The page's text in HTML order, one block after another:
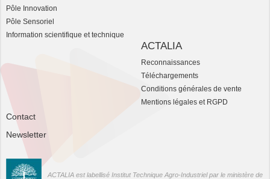
Pôle Innovation
Pôle Sensoriel
Information scientifique et technique
ACTALIA
Reconnaissances
Téléchargements
Conditions générales de vente
Mentions légales et RGPD
Contact
Newsletter
ACTALIA est labellisé Institut Technique Agro-Industriel par le ministère de